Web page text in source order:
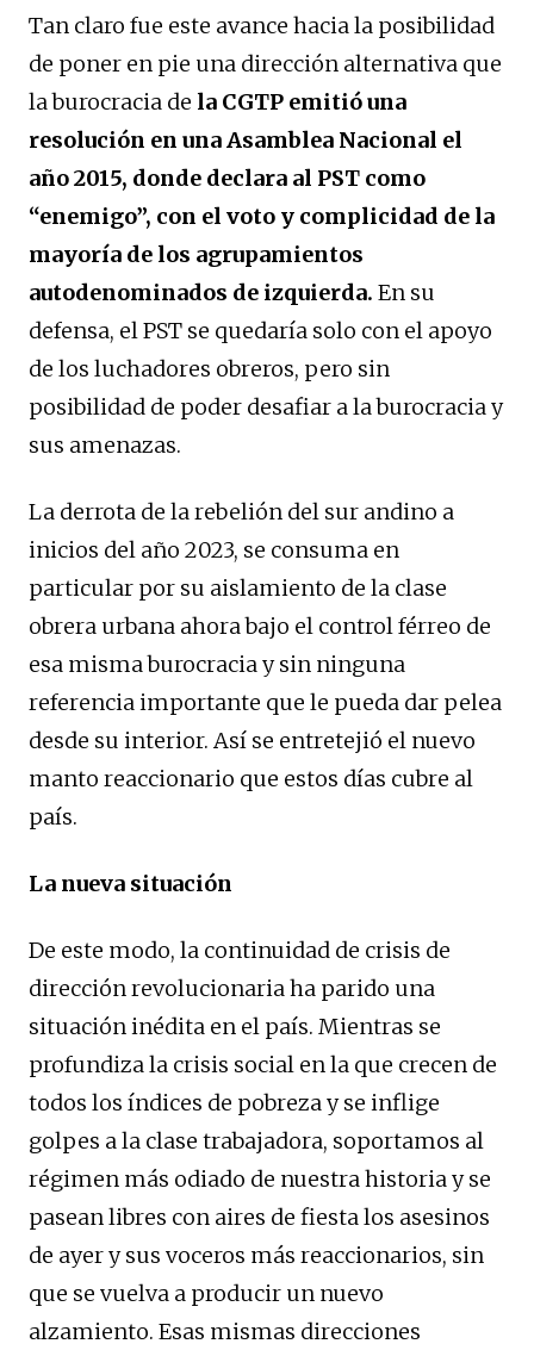
Tan claro fue este avance hacia la posibilidad
de poner en pie una dirección alternativa que
la burocracia de la CGTP emitió una
resolución en una Asamblea Nacional el
año 2015, donde declara al PST como
“enemigo”, con el voto y complicidad de la
mayoría de los agrupamientos
autodenominados de izquierda. En su
defensa, el PST se quedaría solo con el apoyo
de los luchadores obreros, pero sin
posibilidad de poder desafiar a la burocracia y
sus amenazas.
La derrota de la rebelión del sur andino a
inicios del año 2023, se consuma en
particular por su aislamiento de la clase
obrera urbana ahora bajo el control férreo de
esa misma burocracia y sin ninguna
referencia importante que le pueda dar pelea
desde su interior. Así se entretejió el nuevo
manto reaccionario que estos días cubre al
país.
La nueva situación
De este modo, la continuidad de crisis de
dirección revolucionaria ha parido una
situación inédita en el país. Mientras se
profundiza la crisis social en la que crecen de
todos los índices de pobreza y se inflige
golpes a la clase trabajadora, soportamos al
régimen más odiado de nuestra historia y se
pasean libres con aires de fiesta los asesinos
de ayer y sus voceros más reaccionarios, sin
que se vuelva a producir un nuevo
alzamiento. Esas mismas direcciones